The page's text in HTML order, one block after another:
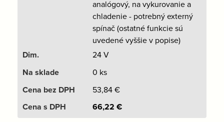
analógový, na vykurovanie a
chladenie - potrebný externý
spínač (ostatné funkcie sú
uvedené vyššie v popise)
24 V
0 ks
53,84€
66,22 €